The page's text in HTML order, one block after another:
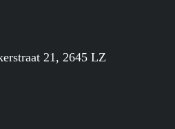
21, 2645 LZ